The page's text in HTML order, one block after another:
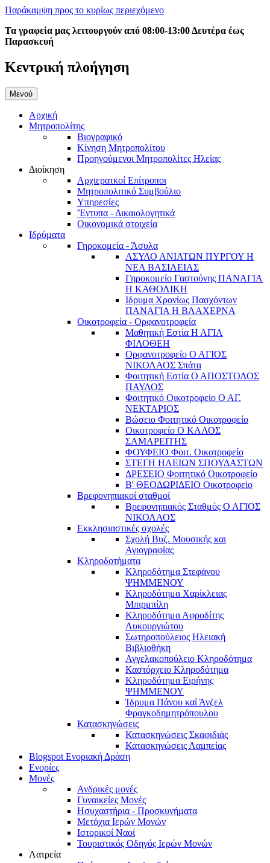
Παράκαμψη προς το κυρίως περιεχόμενο
Τα γραφεία μας λειτουργούν από 08:00-13:00 Δευτέρα έως
Παρασκευή
Κεντρική πλοήγηση
Μενού
Αρχική
Μητροπολίτης
Βιογραφικό
Κίνηση Μητροπολίτου
Προηγούμενοι Μητροπολίτες Ηλείας
Διοίκηση
Αρχιερατκοί Επίτροποι
Μητροπολιτικό Συμβούλιο
Υπηρεσίες
'Έντυπα - Δικαιολογητικά
Οικονομικά στοιχεία
Ιδρύματα
Γηροκομεία - Άσυλα
ΑΣΥΛΟ ΑΝΙΑΤΩΝ ΠΥΡΓΟΥ Η
ΝΕΑ ΒΑΣΙΛΕΙΑΣ
Γηροκομείο Γαστούνης ΠΑΝΑΓΙΑ
Η ΚΑΘΟΛΙΚΗ
Ιδρυμα Χρονίως Πασχόντων
ΠΑΝΑΓΙΑ Η ΒΛΑΧΕΡΝΑ
Οικοτροφεία - Ορφανοτροφεία
Μαθητική Εστία Η ΑΓΙΑ
ΦΙΛΟΘΕΗ
Ορφανοτροφείο Ο ΑΓΙΟΣ
ΝΙΚΟΛΑΟΣ Σπάτα
Φοιτητική Εστία Ο ΑΠΟΣΤΟΛΟΣ
ΠΑΥΛΟΣ
Φοιτητικό Οικοτροφείο Ο ΑΓ.
ΝΕΚΤΑΡΙΟΣ
Βώσειο Φοιτητικό Οικοτροφείο
Οικοτροφείο Ο ΚΑΛΟΣ
ΣΑΜΑΡΕΙΤΗΣ
ΦΟΥΦΕΙΟ Φοιτ. Οικοτροφείο
ΣΤΕΓΗ ΗΛΕΙΩΝ ΣΠΟΥΔΑΣΤΩΝ
ΔΡΕΣΕΙΟ Φοιτητικό Οικοτροφείο
Β' ΘΕΟΔΩΡΙΔΕΙΟ Οικοτροφείο
Βρεφονηπιακοί σταθμοί
Βρεφονηπιακός Σταθμός Ο ΑΓΙΟΣ
ΝΙΚΟΛΑΟΣ
Εκκλησιαστικές σχολές
Σχολή Βυζ. Μουσικής και
Αγιογραφίας
Κληροδοτήματα
Κληροδότημα Στεφάνου
ΨΗΜΜΕΝΟΥ
Κληροδότημα Χαρίκλειας
Μπιρμπίλη
Κληροδότημα Αφροδίτης
Λυκουργιώτου
Σωτηροπούλειος Ηλειακή
Βιβλιοθήκη
Αγγελακοπούλειο Κληροδότημα
Καστόρχειο Κληροδότημα
Κληροδότημα Ειρήνης
ΨΗΜΜΕΝΟΥ
Ίδρυμα Πάνου καί Άνζελ
Φραγκοδημητρόπουλου
Κατασκηνώσεις
Κατασκηνώσεις Σκαφιδιάς
Κατασκηνώσεις Λαμπείας
Blogspot Ενοριακή Δράση
Ενορίες
Μονές
Ανδρικές μονές
Γυναικείες Μονές
Ησυχαστήρια - Προσκυνήματα
Μετόχια Ιερών Μονών
Ιστορικοί Ναοί
Τουριστικός Οδηγός Ιερών Μονών
Λατρεία